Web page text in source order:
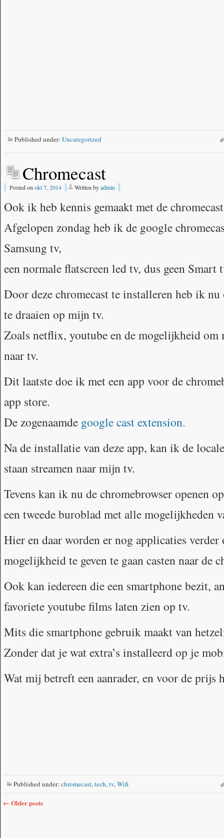
Published under: Uncategorized
Chromecast
Posted on okt 7, 2014 Written byadmin
Ook ik heb kennis gemaakt met de
Afgelopen zondag heb ik de google
Samsung tv,
een normale flatscreen led tv, dus geen Smart
Door deze chromecast te installeren heb ik
te draaien op mijn tv.
Zoals netflix, youtube en de mogelijkheid om
naar tv.
Dit laatste doe ik met een app voor de
app store.
De zogenaamde google cast extension.
Na de installatie van deze app, kan ik de
staan streamen naar mijn tv.
Tevens kan ik nu de chromebrowser openen
een tweede buroblad met alle mogelijkheden
Hier en daar worden er nog applicaties
mogelijkheid te geven te gaan casten naar de
Ook kan iedereen die een smartphone bezit,
favoriete youtube films laten zien op tv.
Mits die smartphone gebruik maakt van
Zonder dat je wat extra’s installeerd op je
Wat mij betreft een aanrader, en voor de
Published under: chromecast,tech,tv,Wifi
← Older posts